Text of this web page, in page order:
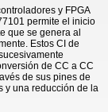
y FPGA
permite el inicio
que se genera al
Estos CI de
de CC a CC
de sus pines de
y una reducción de la